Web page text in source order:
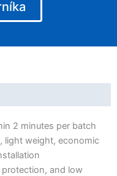
2 minutes per batch
light weight, economic
and low